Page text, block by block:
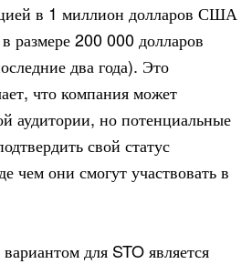
в 1 миллион долларов США
размере 200 000 долларов
два года). Это
что компания может
аудитории, но потенциальные
свой статус
чем они смогут участвовать в
для STO является